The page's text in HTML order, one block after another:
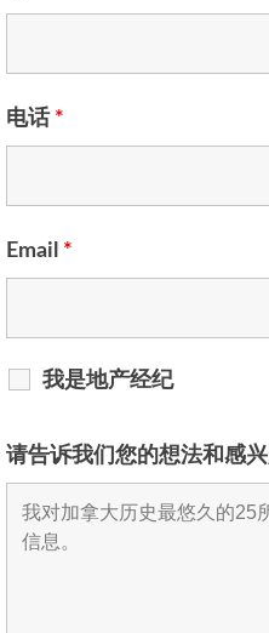
电话 *
Email *
我是地产经纪
请告诉我们您的想法和感